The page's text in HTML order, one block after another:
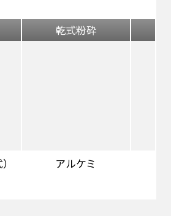
乾式粉砕
アルケミ